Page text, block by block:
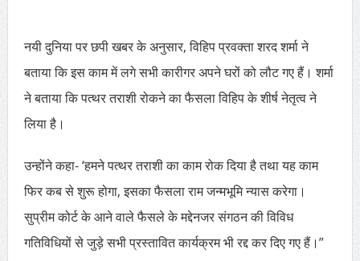
नयी दुनिया पर छपी खबर के अनुसार, विहिप प्रवक्ता शरद शर्मा ने
बताया कि इस काम में लगे सभी कारीगर अपने घरों को लौट गए हैं। शर्मा
ने बताया कि पत्थर तराशी रोकने का फैसला विहिप के शीर्ष नेतृत्व ने
लिया है।
उन्होंने कहा- ‘हमने पत्थर तराशी का काम रोक दिया है तथा यह काम
फिर कब से शुरू होगा, इसका फैसला राम जन्मभूमि न्यास करेगा।
सुप्रीम कोर्ट के आने वाले फैसले के मद्देनजर संगठन की विविध
गतिविधियों से जुड़े सभी प्रस्तावित कार्यक्रम भी रद्द कर दिए गए हैं।”